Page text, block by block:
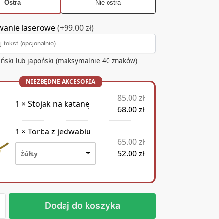
Ostra Nie ostra
laserowe(+99.00 zł)
lub japoński (maksymalnie 40 znaków)
1 ×Stojak na katanę
85.00zł
68.00zł
1 ×Torba z jedwabiu
Żółty
65.00zł
52.00zł
Dodaj do koszyka